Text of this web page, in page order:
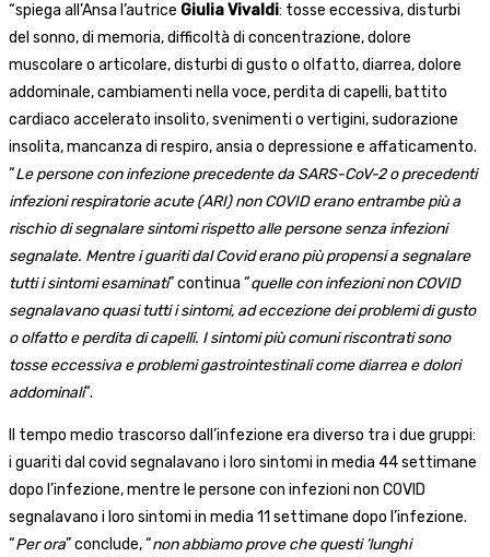
“spiega all’Ansa l’autrice Giulia Vivaldi: tosse eccessiva, disturbi
del sonno, di memoria, difficoltà di concentrazione, dolore
muscolare o articolare, disturbi di gusto o olfatto, diarrea, dolore
addominale, cambiamenti nella voce, perdita di capelli, battito
cardiaco accelerato insolito, svenimenti o vertigini, sudorazione
insolita, mancanza di respiro, ansia o depressione e affaticamento.
“Le persone con infezione precedente da SARS-CoV-2 o precedenti
infezioni respiratorie acute (ARI) non COVID erano entrambe più a
rischio di segnalare sintomi rispetto alle persone senza infezioni
segnalate. Mentre i guariti dal Covid erano più propensi a segnalare
tutti i sintomi esaminati” continua “quelle con infezioni non COVID
segnalavano quasi tutti i sintomi, ad eccezione dei problemi di gusto
o olfatto e perdita di capelli. I sintomi più comuni riscontrati sono
tosse eccessiva e problemi gastrointestinali come diarrea e dolori
addominali“.
Il tempo medio trascorso dall’infezione era diverso tra i due gruppi:
i guariti dal covid segnalavano i loro sintomi in media 44 settimane
dopo l’infezione, mentre le persone con infezioni non COVID
segnalavano i loro sintomi in media 11 settimane dopo l’infezione.
“Per ora” conclude, “non abbiamo prove che questi ‘lunghi